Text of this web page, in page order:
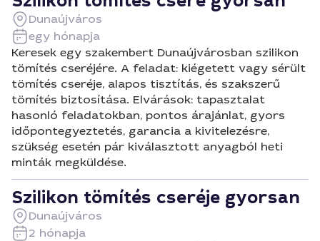
Dunaújváros
egy hónapja
Keresek egy szakembert Dunaújvárosban szilikon
tömítés cseréjére. A feladat: kiégetett vagy sérült
tömítés cseréje, alapos tisztítás, és szakszerű
tömítés biztosítása. Elvárások: tapasztalat
hasonló feladatokban, pontos árajánlat, gyors
időpontegyeztetés, garancia a kivitelezésre,
szükség esetén pár kiválasztott anyagból heti
minták megküldése.
Szilikon tömítés cseréje gyorsan
Dunaújváros
2 hónapja